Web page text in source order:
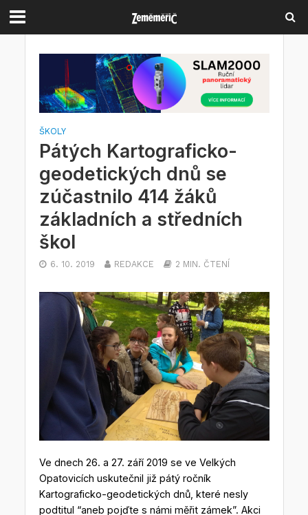
ŠKOLY
Pátých Kartograficko-
geodetických dnů se
zúčastnilo 414 žáků
základních a středních
škol
6. 10. 2019 REDAKCE 2 MIN. ČTENÍ
Ve dnech 26. a 27. září 2019 se ve Velkých
Opatovicích uskutečnil již pátý ročník
Kartograficko-geodetických dnů, které nesly
podtitul “aneb pojďte s námi měřit zámek”. Akci